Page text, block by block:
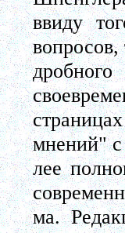
ввиду
мнений"
лее
ма.